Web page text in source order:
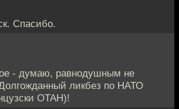
Спасибо.
- думаю, равнодушным не
ликбез по НАТО
ОТАН)!